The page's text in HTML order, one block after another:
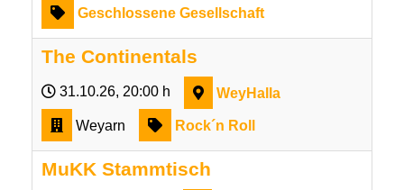
Geschlossene Gesellschaft
The Continentals
31.10.26, 20:00 h WeyHalla
Weyarn Rock´n Roll
MuKK Stammtisch